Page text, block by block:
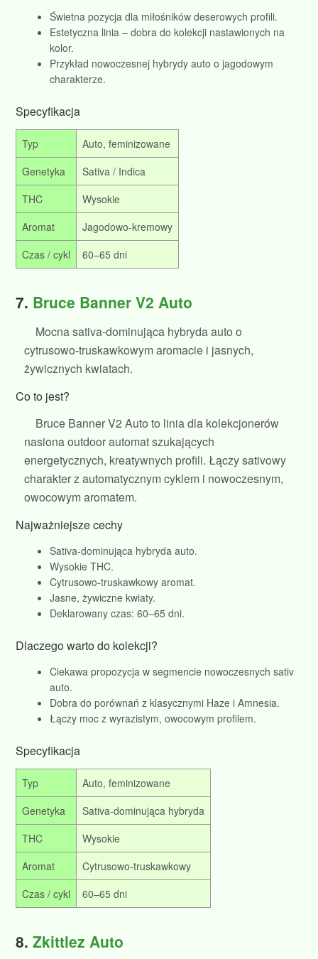
Świetna pozycja dla miłośników deserowych profili.
Estetyczna linia – dobra do kolekcji nastawionych na
kolor.
Przykład nowoczesnej hybrydy auto o jagodowym
charakterze.
Specyfikacja
Typ
Auto, feminizowane
Genetyka
Sativa / Indica
THC
Wysokie
Aromat
Jagodowo‑kremowy
Czas / cykl
60–65 dni
7. Bruce Banner V2 Auto
Mocna sativa‑dominująca hybryda auto o
cytrusowo‑truskawkowym aromacie i jasnych,
żywicznych kwiatach.
Co to jest?
Bruce Banner V2 Auto to linia dla kolekcjonerów
nasiona outdoor automat szukających
energetycznych, kreatywnych profili. Łączy sativowy
charakter z automatycznym cyklem i nowoczesnym,
owocowym aromatem.
Najważniejsze cechy
Sativa‑dominująca hybryda auto.
Wysokie THC.
Cytrusowo‑truskawkowy aromat.
Jasne, żywiczne kwiaty.
Deklarowany czas: 60–65 dni.
Dlaczego warto do kolekcji?
Ciekawa propozycja w segmencie nowoczesnych sativ
auto.
Dobra do porównań z klasycznymi Haze i Amnesia.
Łączy moc z wyrazistym, owocowym profilem.
Specyfikacja
Typ
Auto, feminizowane
Genetyka
Sativa‑dominująca hybryda
THC
Wysokie
Aromat
Cytrusowo‑truskawkowy
Czas / cykl
60–65 dni
8.Zkittlez Auto